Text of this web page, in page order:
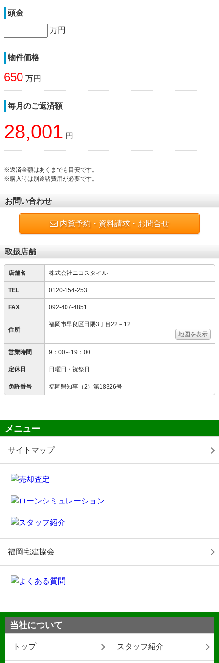
頭金
万円
物件価格
650 万円
毎月のご返済額
28,001 円
※返済金額はあくまでも目安です。
※購入時は別途諸費用が必要です。
お問い合わせ
内覧予約・資料請求・お問合せ
取扱店舗
店舗名 株式会社ニコスタイル
TEL 0120-154-253
FAX 092-407-4851
住所
福岡市早良区田隈3丁目22－12
地図を表示
営業時間 9：00～19：00
定休日 日曜日・祝祭日
免許番号 福岡県知事（2）第18326号
メニュー
サイトマップ
福岡宅建協会
当社について
トップ スタッフ紹介